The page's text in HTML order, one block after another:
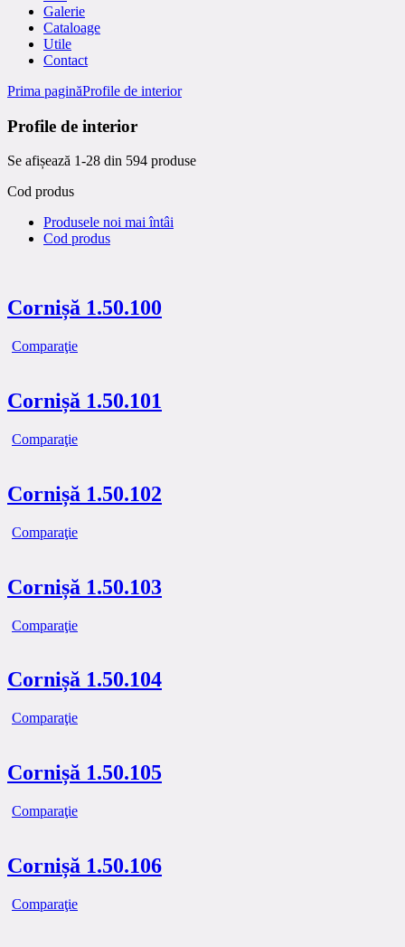
Galerie
Cataloage
Utile
Contact
Prima paginăProfile de interior
Profile de interior
Se afișează 1-28 din 594 produse
Cod produs
Produsele noi mai întâi
Cod produs
Cornișă 1.50.100
Comparaţie
Cornișă 1.50.101
Comparaţie
Cornișă 1.50.102
Comparaţie
Cornișă 1.50.103
Comparaţie
Cornișă 1.50.104
Comparaţie
Cornișă 1.50.105
Comparaţie
Cornișă 1.50.106
Comparaţie